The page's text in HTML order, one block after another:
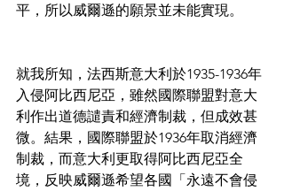
平，所以威爾遜的願景並未能實現。
就我所知，法西斯意大利於1935-1936年
入侵阿比西尼亞，雖然國際聯盟對意大
利作出道德譴責和經濟制裁，但成效甚
微。結果，國際聯盟於1936年取消經濟
制裁，而意大利更取得阿比西尼亞全
境，反映威爾遜希望各國「永遠不會侵